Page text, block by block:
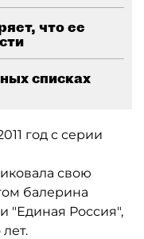
что ее
списках
год с серии
свою
балерина
"Единая Россия",